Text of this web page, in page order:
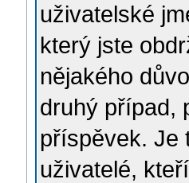
uživatelské
který jste
nějakého
druhý případ,
příspěvek. Je
uživatelé,